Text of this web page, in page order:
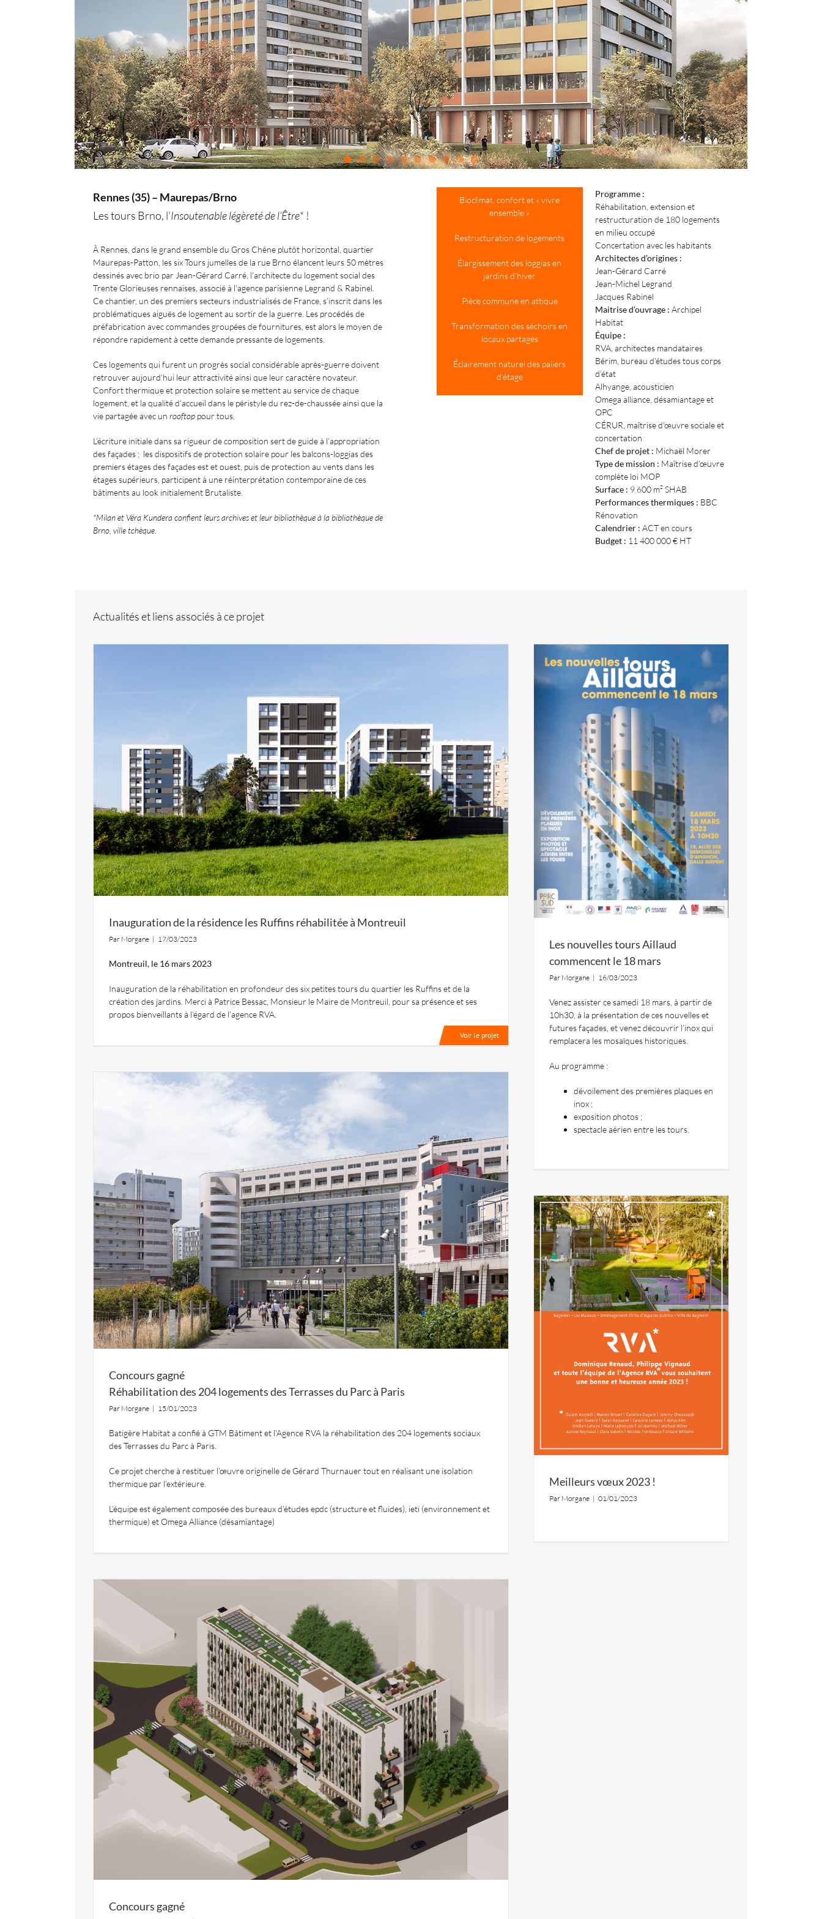
Rennes (35) – Maurepas/Brno
Les tours Brno, l’Insoutenable légèreté de l’Être* !
À Rennes, dans le grand ensemble du Gros Chêne plutôt horizontal, quartier
Maurepas-Patton, les six Tours jumelles de la rue Brno élancent leurs 50 mètres
dessinés avec brio par Jean-Gérard Carré, l’architecte du logement social des
Trente Glorieuses rennaises, associé à l’agence parisienne Legrand & Rabinel.
Ce chantier, un des premiers secteurs industrialisés de France, s’inscrit dans les
problématiques aiguës de logement au sortir de la guerre. Les procédés de
préfabrication avec commandes groupées de fournitures, est alors le moyen de
répondre rapidement à cette demande pressante de logements.
Ces logements qui furent un progrès social considérable après-guerre doivent
retrouver aujourd’hui leur attractivité ainsi que leur caractère novateur.
Confort thermique et protection solaire se mettent au service de chaque
logement, et la qualité d’accueil dans le péristyle du rez-de-chaussée ainsi que la
vie partagée avec un rooftop pour tous.
L’écriture initiale dans sa rigueur de composition sert de guide à l’appropriation
des façades ; les dispositifs de protection solaire pour les balcons-loggias des
premiers étages des façades est et ouest, puis de protection au vents dans les
étages supérieurs, participent à une réinterprétation contemporaine de ces
bâtiments au look initialement Brutaliste.
*Milan et Véra Kundera confient leurs archives et leur bibliothèque à la bibliothèque de
Brno, ville tchèque.
Bioclimat, confort et « vivre
ensemble »
Restructuration de logements
Élargissement des loggias en
jardins d’hiver
Pièce commune en attique
Transformation des séchoirs en
locaux partagés
Éclairement naturel des paliers
d’étage
Programme :
Réhabilitation, extension et
restructuration de 180 logements
en milieu occupé
Concertation avec les habitants
Architectes d’origines :
Jean-Gérard Carré
Jean-Michel Legrand
Jacques Rabinel
Maitrise d’ouvrage : Archipel
Habitat
Équipe :
RVA, architectes mandataires
Bérim, bureau d’études tous corps
d’état
Alhyange, acousticien
Omega alliance, désamiantage et
OPC
CÉRUR, maîtrise d’œuvre sociale et
concertation
Chef de projet : Michaël Morer
Type de mission : Maîtrise d’œuvre
complète loi MOP
Surface : 9 600 m² SHAB
Performances thermiques : BBC
Rénovation
Calendrier : ACT en cours
Budget : 11 400 000 € HT
Actualités et liens associés à ce projet
Inauguration de la résidence les Ruffins réhabilitée à Montreuil
Par Morgane | 17/03/2023
Montreuil, le 16 mars 2023
Inauguration de la réhabilitation en profondeur des six petites tours du quartier les Ruffins et de la
création des jardins. Merci à Patrice Bessac, Monsieur le Maire de Montreuil, pour sa présence et ses
propos bienveillants à l’égard de l’agence RVA.
Voir le projet
Les nouvelles tours Aillaud
commencent le 18 mars
Par Morgane | 16/03/2023
Venez assister ce samedi 18 mars, à partir de
10h30, à la présentation de ces nouvelles et
futures façades, et venez découvrir l’inox qui
remplacera les mosaïques historiques.
Au programme :
dévoilement des premières plaques en
inox ;
exposition photos ;
spectacle aérien entre les tours.
Concours gagné
Réhabilitation des 204 logements des Terrasses du Parc à Paris
Par Morgane | 15/01/2023
Batigère Habitat a confié à GTM Bâtiment et l’Agence RVA la réhabilitation des 204 logements sociaux
des Terrasses du Parc à Paris.
Ce projet cherche à restituer l’œuvre originelle de Gérard Thurnauer tout en réalisant une isolation
thermique par l’extérieure.
L’équipe est également composée des bureaux d’études epdc (structure et fluides), ieti (environnement et
thermique) et Omega Alliance (désamiantage)
Concours gagné
Meilleurs vœux 2023 !
Par Morgane | 01/01/2023